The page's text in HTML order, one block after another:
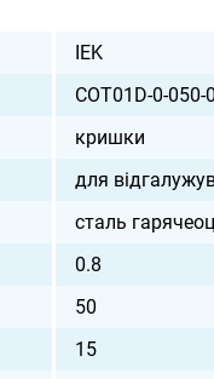
IEK
COT01D-0-050-
кришки
для
сталь
0.8
50
15